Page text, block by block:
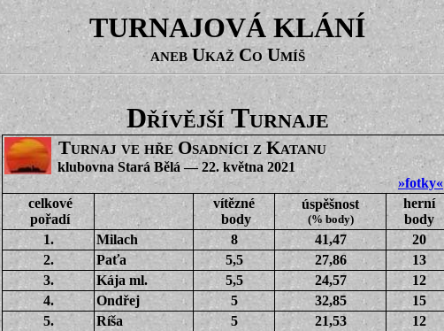
TURNAJOVÁ KLÁNÍ
aneb Ukaž Co Umíš
Dřívější Turnaje
Turnaj ve hře Osadníci z Katanu
klubovna Stará Bělá — 22. května 2021
»fotky«
celkové
pořadí
vítězné
body
úspěšnost
(% body)
herní
body
1.
Milach 8 41,47
20
2.
Paťa 5,5 27,86
13
3.
Kája ml. 5,5 24,57
12
4.
Ondřej 5 32,85
15
5.
Ríša 5 21,53
12